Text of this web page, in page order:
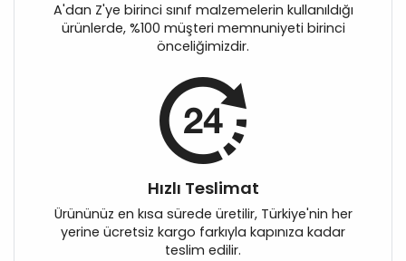
A'dan Z'ye birinci sınıf malzemelerin kullanıldığı
ürünlerde, %100 müşteri memnuniyeti birinci
önceliğimizdir.
Hızlı Teslimat
Ürününüz en kısa sürede üretilir, Türkiye'nin her
yerine ücretsiz kargo farkıyla kapınıza kadar
teslim edilir.